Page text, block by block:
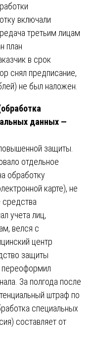
включали
третьим лицам
план
в срок
снял предписание,
не был наложен.
данных —
защиты.
отдельное
обработку
карте), не
учета лиц,
велся с
центр
защиты
За полгода после
штраф по
специальных
составляет от